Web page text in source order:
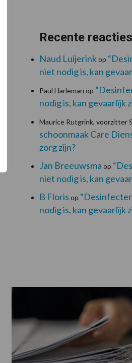
Recente reacties
Naud Luijerinkop
niet nodig is, kan
Paul Harleman op
nodig is, kan gevaarlijk
Maurice Rutgrink, voorzitter
schoonmaak Care
zorg zijn?
Jan Breeuwsma op
niet nodig is, kan
B Floris op
nodig is, kan gevaarlijk